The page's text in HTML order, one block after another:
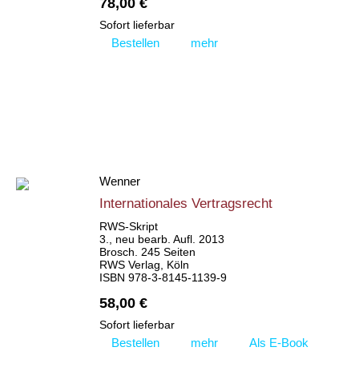
78,00 €
Sofort lieferbar
Bestellen mehr
Wenner
Internationales Vertragsrecht
RWS-Skript
3., neu bearb. Aufl. 2013
Brosch. 245 Seiten
RWS Verlag, Köln
ISBN 978-3-8145-1139-9
58,00 €
Sofort lieferbar
Bestellen mehr Als E-Book